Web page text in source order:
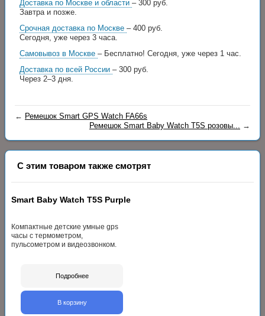
Доставка по Москве и области – 300 руб.
Завтра и позже.
Срочная доставка по Москве – 400 руб.
Сегодня, уже через 3 часа.
Самовывоз в Москве – Бесплатно! Сегодня, уже через 1 час.
Доставка по всей России – 300 руб.
Через 2–3 дня.
← Ремешок Smart GPS Watch FA66s
Ремешок Smart Baby Watch T5S розовы... →
С этим товаром также смотрят
Smart Baby Watch T5S Purple
Компактные детские умные gps
часы с термометром,
пульсометром и видеозвонком.
Подробнее
В корзину